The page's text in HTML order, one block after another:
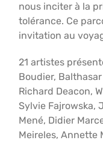
nous inciter à la
tolérance. Ce
invitation au
21 artistes
Boudier,
Richard Deacon,
Sylvie Fajrowska,
Mené, Didier
Meireles, Annette